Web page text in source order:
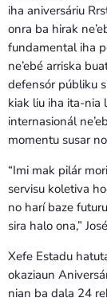
iha aniversáriu
onra ba hirak
fundamental iha
ne’ebé arriska
defensór públiku
kiak liu iha ita-nia
internasionál
momentu susar
“Imi mak pilár
servisu koletiva
no harí baze
sira halo ona,”
Xefe Estadu
okaziaun
nian ba dala 24